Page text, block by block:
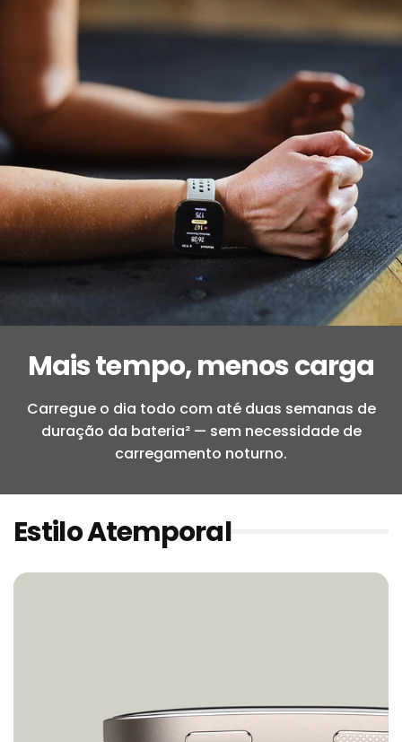
Mais tempo, menos carga
Carregue o dia todo com até duas semanas de
duração da bateria² — sem necessidade de
carregamento noturno.
Estilo Atemporal